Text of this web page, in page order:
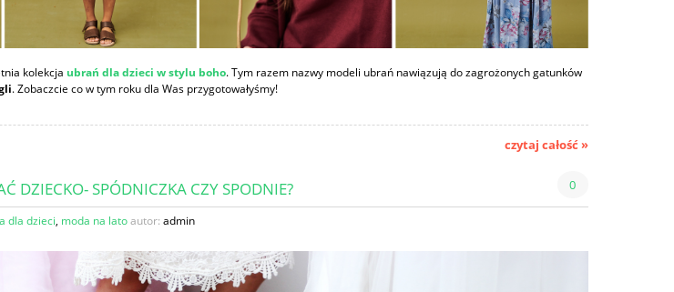
kolekcja ubrań dla dzieci w stylu boho. Tym razem nazwy modeli ubrań nawiązują do zagrożonych gatunków
. Zobaczcie co w tym roku dla Was przygotowałyśmy!
czytaj całość »
DZIECKO- SPÓDNICZKA CZY SPODNIE? 0
dla dzieci, moda na latoautor: admin